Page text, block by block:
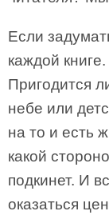
Если
каждой
Пригодится
небе или
на то и есть
какой
подкинет. И
оказаться